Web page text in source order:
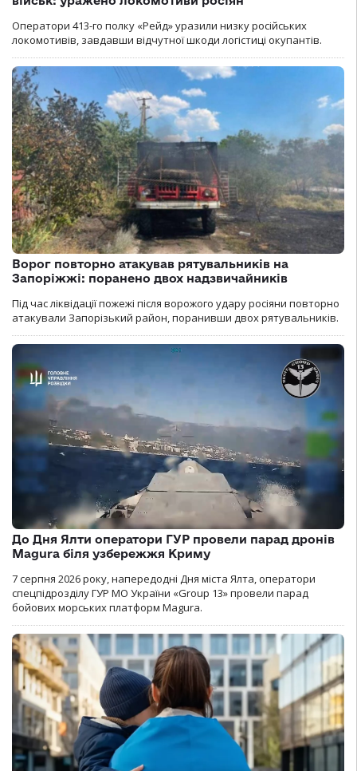
Оператори 413-го полку «Рейд» уразили низку російських
локомотивів, завдавши відчутної шкоди логістиці окупантів.
Ворог повторно атакував рятувальників на
Запоріжжі: поранено двох надзвичайників
Під час ліквідації пожежі після ворожого удару росіяни повторно
атакували Запорізький район, поранивши двох рятувальників.
До Дня Ялти оператори ГУР провели парад дронів
Magura біля узбережжя Криму
7 серпня 2026 року, напередодні Дня міста Ялта, оператори
спецпідрозділу ГУР МО України «Group 13» провели парад
бойових морських платформ Magura.